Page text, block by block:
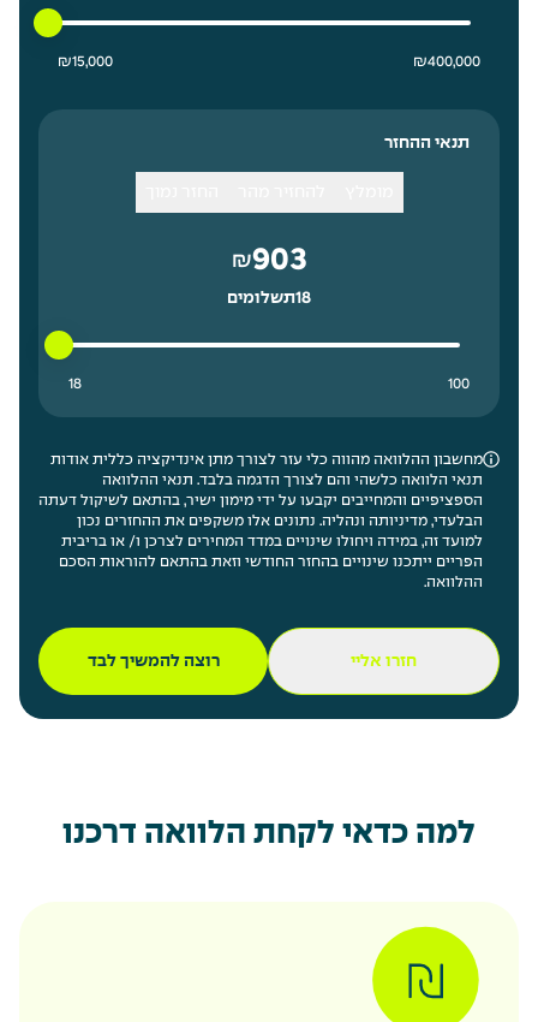
15000 ₪ מחיר נמוך ביותר₪15,000 400000 ₪ מחיר גבוה ביותר ₪400,000
תנאי ההחזר
903
₪
18תשלומים
18 תשלומים נמוך ביותר18100 תשלומים גבוה ביותר 100
מחשבון ההלוואה מהווה כלי עזר לצורך מתן אינדיקציה כללית אודות
תנאי הלוואה כלשהי והם לצורך הדגמה בלבד. תנאי ההלוואה
הספציפיים והמחייבים יקבעו על ידי מימון ישיר, בהתאם לשיקול דעתה
הבלעדי, מדיניותה ונהליה. נתונים אלו משקפים את ההחזרים נכון
למועד זה, במידה ויחולו שינויים במדד המחירים לצרכן ו/ או בריבית
הפריים ייתכנו שינויים בהחזר החודשי וזאת בהתאם להוראות הסכם
ההלוואה.
חזרו אליי רוצה להמשיך לבד
למה כדאי לקחת הלוואה דרכנו